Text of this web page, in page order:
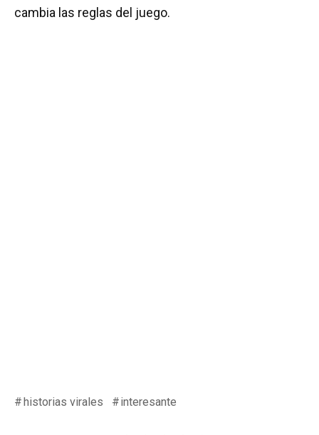
cambia las reglas del juego.
historias virales interesante